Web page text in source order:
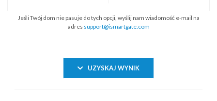
Jeśli Twój dom nie pasuje do tych opcji, wyślij nam wiadomość e-mail na
adres support@ismartgate.com
UZYSKAJ WYNIK